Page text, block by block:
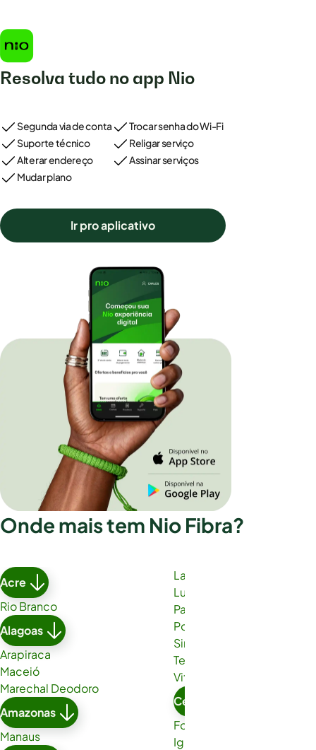
Resolva tudo no app Nio
Segunda via de conta
Suporte técnico
Alterar endereço
Mudar plano
Trocar senha do Wi-Fi
Religar serviço
Assinar serviços
Ir pro aplicativo
Onde mais tem Nio Fibra?
Acre
Rio Branco
Alagoas
Arapiraca
Maceió
Marechal Deodoro
Amazonas
Manaus
Lauro de Freitas
Luís Eduardo Magalhães
Paulo Afonso
Porto Seguro
Simões Filho
Teixeira de Freitas
Vitória da Conquista
Ceará
Fortaleza
Iguatu